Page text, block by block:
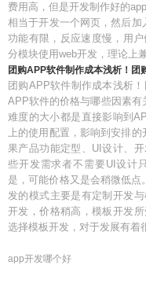
费用高，但是开发制作好的
相当于开发一个网页，然后
功能有限，反应速度慢，用
分模块使用web开发，理论上
团购APP软件制作成本浅析！团
团购APP软件制作成本浅析
APP软件的价格与哪些因素
难度的大小都是直接影响到
上的使用配置，影响到安排
果产品功能定型、UI设计、
些开发需求者不需要UI设计
是，可能价格又是会稍微低
发的模式主要是有定制开发
开发，价格稍高，模板开发
选择模板开发，对于发展有着
app开发哪个好